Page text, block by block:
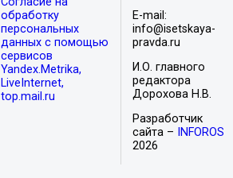
обработку
персональных
данных с помощью
сервисов
Yandex.Metrika,
LiveInternet,
top.mail.ru
E-mail:
info@isetskaya-
pravda.ru
И.О. главного
редактора
Дорохова Н.В.
Разработчик
сайта –
INFOROS
2026